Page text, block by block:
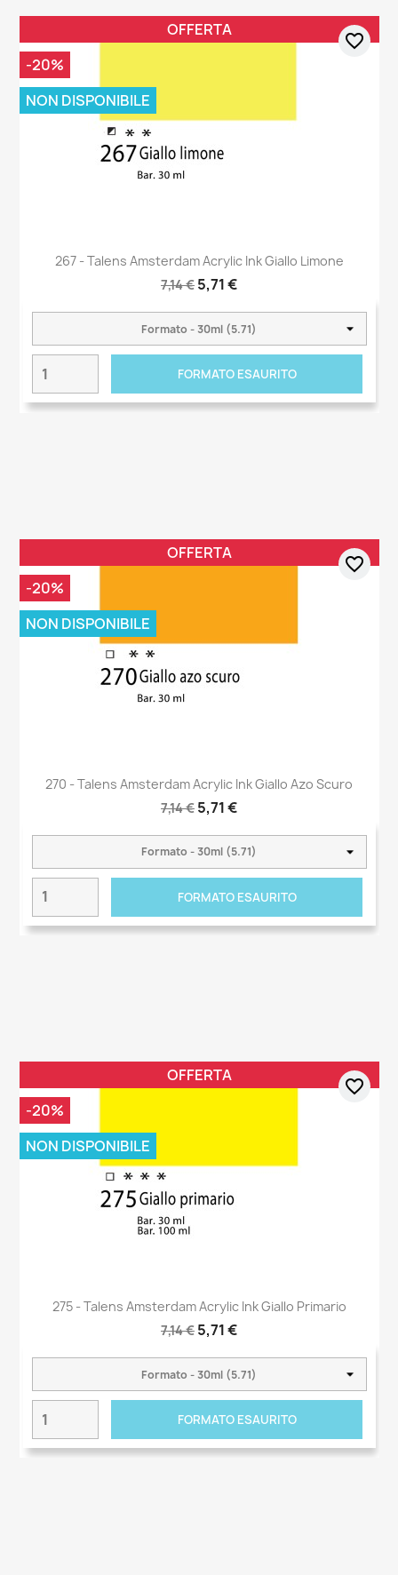
267 - Talens Amsterdam Acrylic Ink Giallo Limone
7,14 € 5,71 €
FORMATO ESAURITO
OFFERTA
-20%
NON DISPONIBILE
favorite_border
270 - Talens Amsterdam Acrylic Ink Giallo Azo Scuro
7,14 € 5,71 €
FORMATO ESAURITO
OFFERTA
-20%
NON DISPONIBILE
favorite_border
275 - Talens Amsterdam Acrylic Ink Giallo Primario
7,14 € 5,71 €
FORMATO ESAURITO
OFFERTA
-20%
NON DISPONIBILE
favorite_border